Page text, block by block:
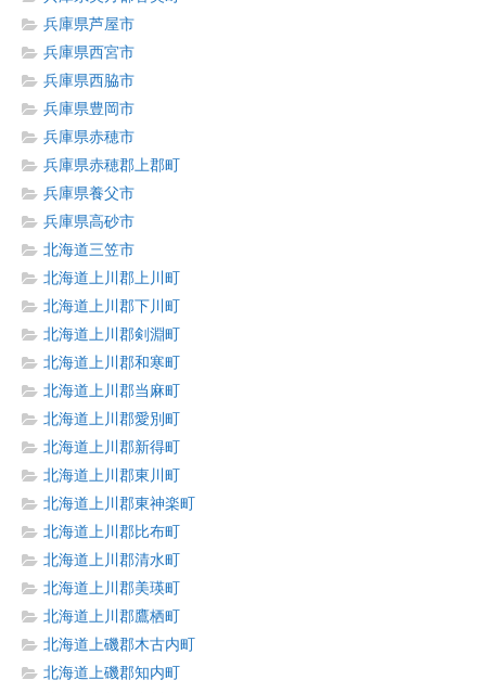
兵庫県芦屋市
兵庫県西宮市
兵庫県西脇市
兵庫県豊岡市
兵庫県赤穂市
兵庫県赤穂郡上郡町
兵庫県養父市
兵庫県高砂市
北海道三笠市
北海道上川郡上川町
北海道上川郡下川町
北海道上川郡剣淵町
北海道上川郡和寒町
北海道上川郡当麻町
北海道上川郡愛別町
北海道上川郡新得町
北海道上川郡東川町
北海道上川郡東神楽町
北海道上川郡比布町
北海道上川郡清水町
北海道上川郡美瑛町
北海道上川郡鷹栖町
北海道上磯郡木古内町
北海道上磯郡知内町